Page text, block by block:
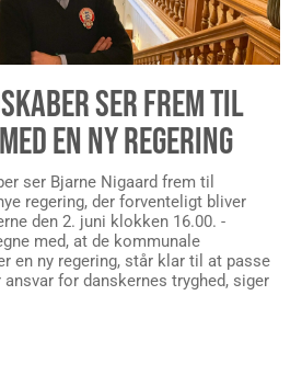
SER FREM TIL
EN NY REGERING
ser Bjarne Nigaard frem til
regering, der forventeligt bliver
den 2. juni klokken 16.00. -
med, at de kommunale
en ny regering, står klar til at passe
for danskernes tryghed, siger